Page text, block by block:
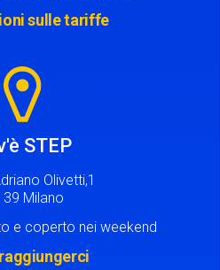
sulle tariffe
STEP
Olivetti,1
Milano
e coperto nei weekend